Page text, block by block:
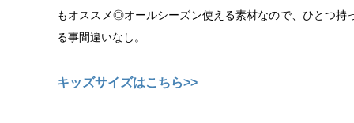
もオススメ◎オールシーズン使える素材なので、ひとつ持
る事間違いなし。
キッズサイズはこちら>>